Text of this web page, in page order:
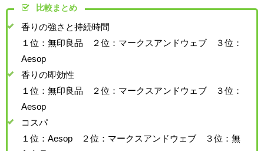
比較まとめ
香りの強さと持続時間
１位：無印良品 ２位：マークスアンドウェブ ３位：
Aesop
香りの即効性
１位：無印良品 ２位：マークスアンドウェブ ３位：
Aesop
コスパ
１位：Aesop ２位：マークスアンドウェブ ３位：無